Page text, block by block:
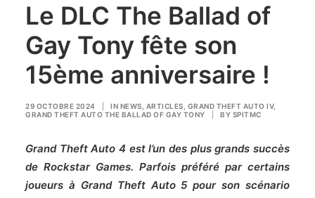
Le DLC The Ballad of
Gay Tony fête son
15ème anniversaire !
29 OCTOBRE 2024 IN NEWS ARTICLES GRAND THEFT AUTO IV,
GRAND THEFT AUTO THE BALLAD OF GAY TONY
BY SPITMC
Grand Theft Auto 4 est l’un des plus grands succès
de Rockstar Games. Parfois préféré par certains
joueurs à Grand Theft Auto 5 pour son scénario